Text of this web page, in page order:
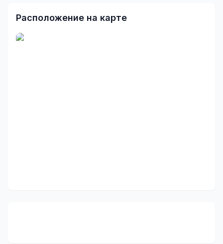
Расположение на карте